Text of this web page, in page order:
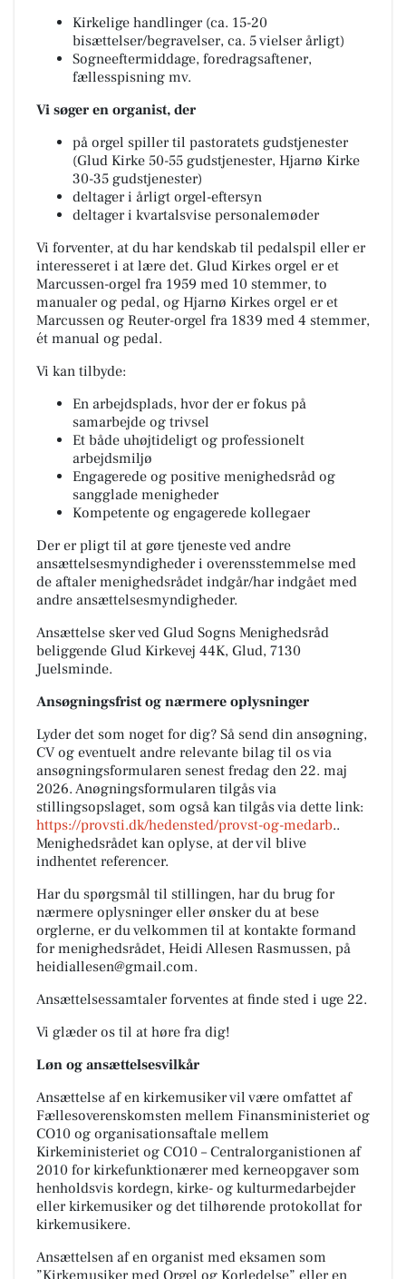
Kirkelige handlinger (ca. 15-20
bisættelser/begravelser, ca. 5 vielser årligt)
Sogneeftermiddage, foredragsaftener,
fællesspisning mv.
Vi søger en organist, der
på orgel spiller til pastoratets gudstjenester
(Glud Kirke 50-55 gudstjenester, Hjarnø Kirke
30-35 gudstjenester)
deltager i årligt orgel-eftersyn
deltager i kvartalsvise personalemøder
Vi forventer, at du har kendskab til pedalspil eller er
interesseret i at lære det. Glud Kirkes orgel er et
Marcussen-orgel fra 1959 med 10 stemmer, to
manualer og pedal, og Hjarnø Kirkes orgel er et
Marcussen og Reuter-orgel fra 1839 med 4 stemmer,
ét manual og pedal.
Vi kan tilbyde:
En arbejdsplads, hvor der er fokus på
samarbejde og trivsel
Et både uhøjtideligt og professionelt
arbejdsmiljø
Engagerede og positive menighedsråd og
sangglade menigheder
Kompetente og engagerede kollegaer
Der er pligt til at gøre tjeneste ved andre
ansættelsesmyndigheder i overensstemmelse med
de aftaler menighedsrådet indgår/har indgået med
andre ansættelsesmyndigheder.
Ansættelse sker ved Glud Sogns Menighedsråd
beliggende Glud Kirkevej 44K, Glud, 7130
Juelsminde.
Ansøgningsfrist og nærmere oplysninger
Lyder det som noget for dig? Så send din ansøgning,
CV og eventuelt andre relevante bilag til os via
ansøgningsformularen senest fredag den 22. maj
2026. Anøgningsformularen tilgås via
stillingsopslaget, som også kan tilgås via dette link:
https://provsti.dk/hedensted/provst-og-medarb..
Menighedsrådet kan oplyse, at der vil blive
indhentet referencer.
Har du spørgsmål til stillingen, har du brug for
nærmere oplysninger eller ønsker du at bese
orglerne, er du velkommen til at kontakte formand
for menighedsrådet, Heidi Allesen Rasmussen, på
heidiallesen@gmail.com.
Ansættelsessamtaler forventes at finde sted i uge 22.
Vi glæder os til at høre fra dig!
Løn og ansættelsesvilkår
Ansættelse af en kirkemusiker vil være omfattet af
Fællesoverenskomsten mellem Finansministeriet og
CO10 og organisationsaftale mellem
Kirkeministeriet og CO10 – Centralorganistionen af
2010 for kirkefunktionærer med kerneopgaver som
henholdsvis kordegn, kirke- og kulturmedarbejder
eller kirkemusiker og det tilhørende protokollat for
kirkemusikere.
Ansættelsen af en organist med eksamen som
”Kirkemusiker med Orgel og Korledelse” eller en